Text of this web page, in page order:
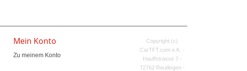
Mein Konto
Zu meinem Konto
Copyright (c)
CarTFT.com e.K. -
Hauffstrasse 7 -
72762 Reutlingen -